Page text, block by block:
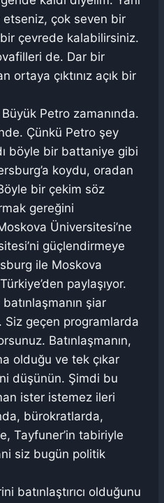
etseniz, çok seven bir
çevrede kalabilirsiniz.
de. Dar bir
ortaya çıktınız açık bir
Büyük Petro zamanında.
Çünkü Petro şey
böyle bir battaniye gibi
koydu, oradan
bir çekim söz
gereğini
Üniversitesi’ne
güçlendirmeye
ile Moskova
paylaşıyor.
batınlaşmanın şiar
geçen programlarda
Batınlaşmanın,
olduğu ve tek çıkar
düşünün. Şimdi bu
ister istemez ileri
bürokratlarda,
Tayfuner’in tabiriyle
siz bugün politik
batınlaştırıcı olduğunu